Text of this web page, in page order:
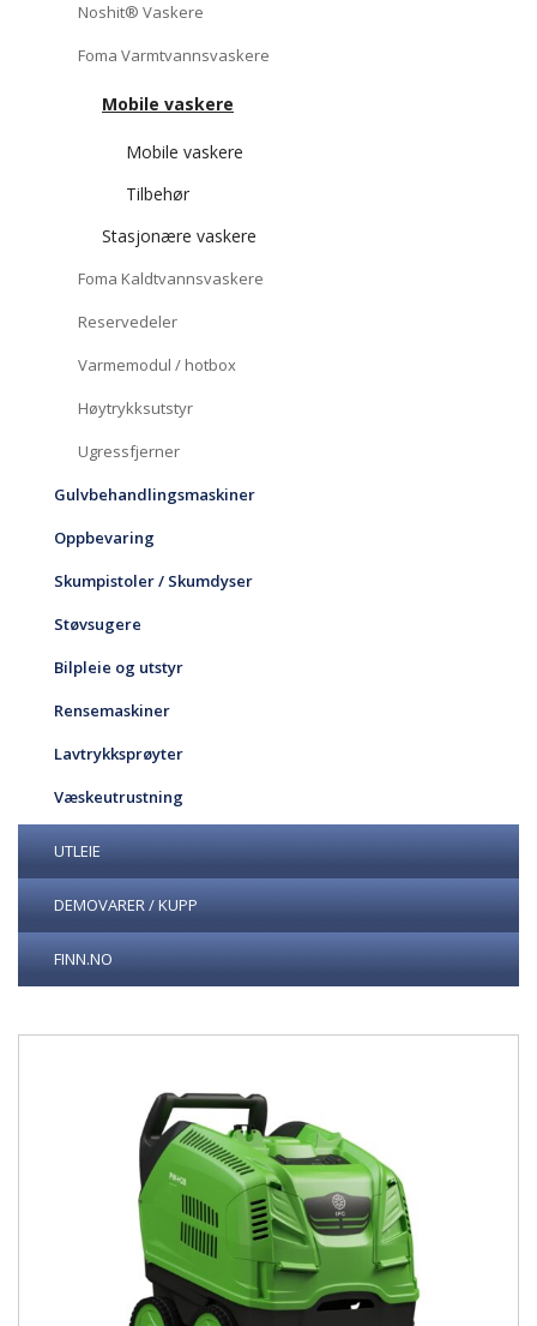
Noshit® Vaskere
Foma Varmtvannsvaskere
Mobile vaskere
Mobile vaskere
Tilbehør
Stasjonære vaskere
Foma Kaldtvannsvaskere
Reservedeler
Varmemodul / hotbox
Høytrykksutstyr
Ugressfjerner
Gulvbehandlingsmaskiner
Oppbevaring
Skumpistoler / Skumdyser
Støvsugere
Bilpleie og utstyr
Rensemaskiner
Lavtrykksprøyter
Væskeutrustning
UTLEIE
DEMOVARER / KUPP
FINN.NO